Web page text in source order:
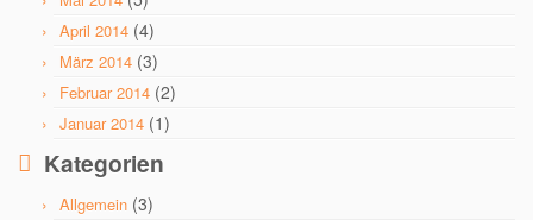
April 2014 (4)
März 2014 (3)
Februar 2014 (2)
Januar 2014 (1)
Kategorien
Allgemein (3)